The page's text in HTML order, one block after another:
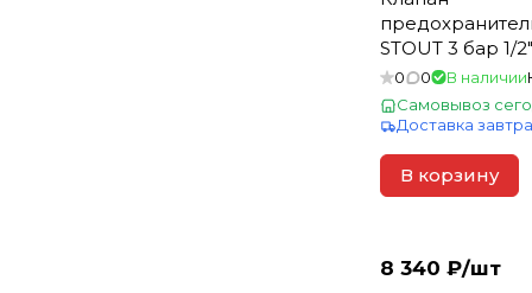
STOUT 3 бар 1/
(477.132) (50)
0 0 В наличии
Самовывоз
Доставка завтра
В корзину
8 340 ₽/шт